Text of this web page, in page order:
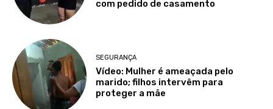
com pedido de casamento
SEGURANÇA
Vídeo: Mulher é ameaçada pelo
marido; filhos intervêm para
proteger a mãe